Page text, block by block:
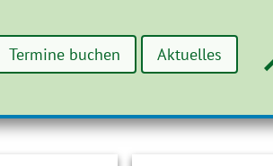
Termine buchen Aktuelles